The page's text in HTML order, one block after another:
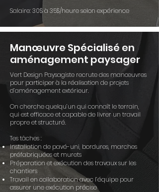
Salaire: 30$ à 35$/heureselon expérience
Manœuvre Spécialisé en
aménagement paysager
Vert Design Paysagiste recrute des manœuvres
pour participer à la réalisation de projets
d’aménagement extérieur.
On cherche quelqu’un qui connaît le terrain,
qui est efficace et capable de livrer un travail
propre et structuré.
Tes tâches :
Installation de pavé-uni, bordures, marches
préfabriquées et murets
Préparation et exécution des travaux sur les
chantiers
Travail en collaboration avec l’équipe pour
assurer une exécution précise